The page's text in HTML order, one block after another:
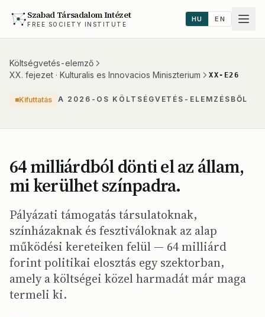
Szabad Társadalom Intézet
FREE SOCIETY INSTITUTE
HU EN
Költségvetés-elemző
XX. fejezet · Kulturalis es Innovacios Miniszterium
XX-E26
Kifuttatás A 2026-OS KÖLTSÉGVETÉS-ELEMZÉSBŐL
64 milliárdból dönti el az állam,
mi kerülhet színpadra.
Pályázati támogatás társulatoknak,
színházaknak és fesztiváloknak az alap
működési kereteiken felül — 64 milliárd
forint politikai elosztás egy szektorban,
amely a költségei közel harmadát már maga
termeli ki.